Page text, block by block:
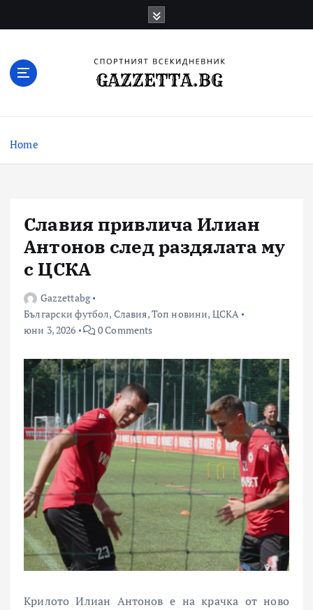
Home
Славия привлича Илиан
Антонов след раздялата му
с ЦСКА
Gazzettabg
Български футбол, Славия,Топ новини, ЦСКА
юни 3, 2026
0 Comments
Крилото Илиан Антонов е на крачка от ново